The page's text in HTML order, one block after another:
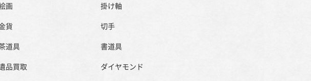
画
掛け軸
貨
切手
道具
書道具
品買取
ダイヤモンド